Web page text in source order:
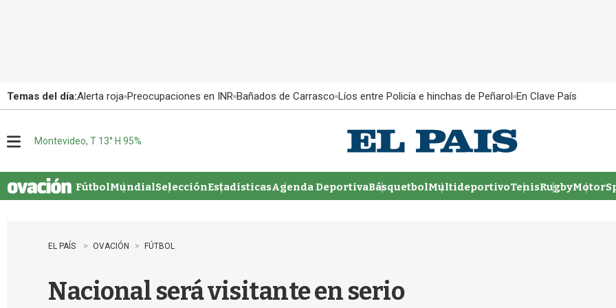
Temas del día:Alerta roja Preocupaciones en INR Bañados de Carrasco Líos entre Policía e hinchas de Peñarol En Clave País
u
Montevideo, T 13° H 95%
FútbolMundialSelecciónEstadisticasAgenda DeportivaBásquetbolMultideportivoTenisRugby
EL PAÍS OVACIÓN FÚTBOL
Nacional será visitante en serio